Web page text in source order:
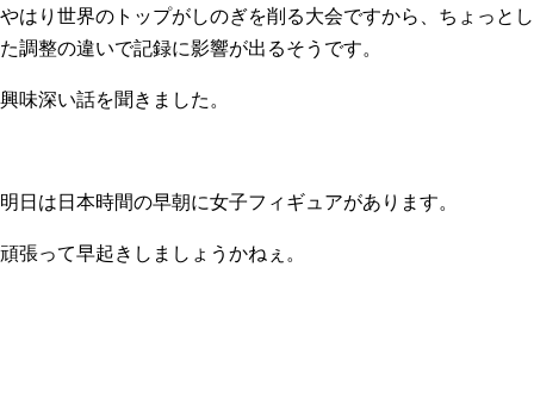
やはり世界のトップがしのぎを削る大会ですから、ちょっとし
た調整の違いで記録に影響が出るそうです。
興味深い話を聞きました。
明日は日本時間の早朝に女子フィギュアがあります。
頑張って早起きしましょうかねぇ。